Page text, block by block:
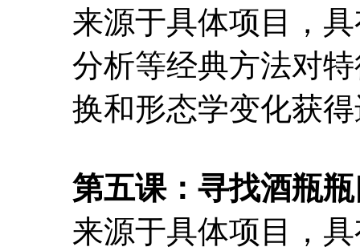
来源于具体项目，
分析等经典方法对
换和形态学变化获
第五课：寻找酒瓶
来源于具体项目，